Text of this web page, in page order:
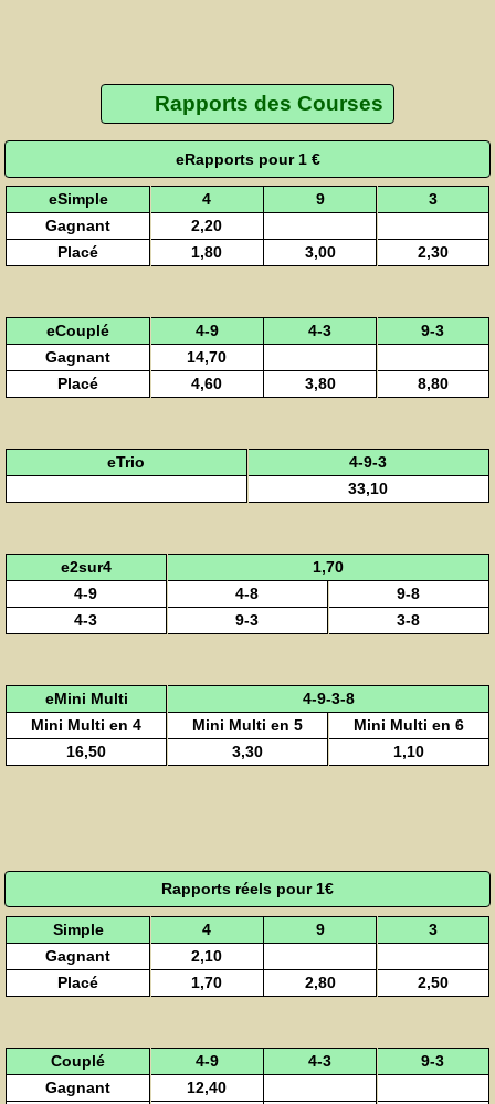
Rapports des Courses
eRapports pour 1 €
eSimple 4 9
3
Gagnant
2,20
Placé
1,80 3,00 2,30
eCouplé 4-9 4-3
9-3
Gagnant
14,70
Placé
4,60 3,80 8,80
eTrio
4-9-3
33,10
e2sur4
1,70
4-9
4-8
9-8
4-3
9-3 3-8
eMini Multi
4-9-3-8
Mini Multi en 4
Mini Multi en 5
Mini Multi en 6
16,50
3,30 1,10
Rapports réels pour 1€
Simple 4 9
3
Gagnant
2,10
Placé
1,70 2,80 2,50
Couplé 4-9 4-3
9-3
Gagnant
12,40